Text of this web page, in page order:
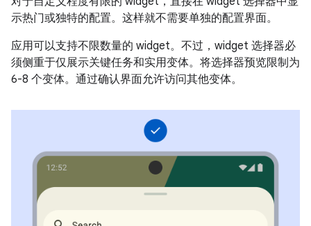
示热门或独特的配置。这样就不需要单独的配置界面。
应用可以支持不限数量的 widget。不过，widget 选择器必
须侧重于仅展示关键任务和实用变体。将选择器预览限制为
6-8 个变体。通过确认界面允许访问其他变体。